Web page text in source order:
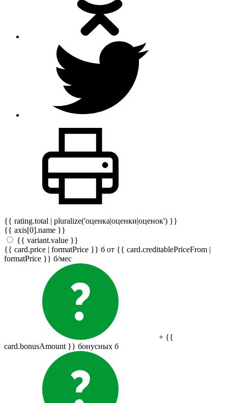
{{ rating.total | pluralize('оценка|оценки|оценок') }}
{{ axis[0].name }}
{{ variant.value }}
{{ card.price | formatPrice }} б от {{ card.creditablePriceFrom |
formatPrice }} б/мес
+ {{
card.bonusAmount }} бонусных б